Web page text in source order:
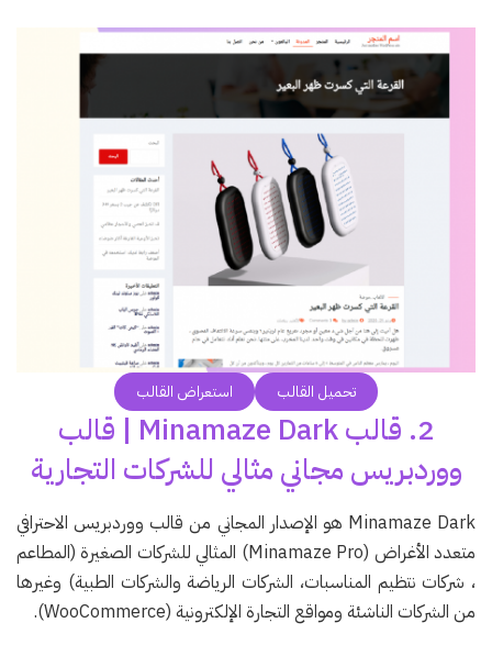
تحميل القالب استعراض القالب
2. قالب Minamaze Dark | قالب
ووردبريس مجاني مثالي للشركات التجارية
Minamaze Dark هو الإصدار المجاني من قالب ووردبريس الاحترافي
متعدد الأغراض (Minamaze Pro) المثالي للشركات الصغيرة (المطاعم
، شركات نتظيم المناسبات، الشركات الرياضة والشركات الطبية) وغيرها
من الشركات الناشئة ومواقع التجارة الإلكترونية (WooCommerce).